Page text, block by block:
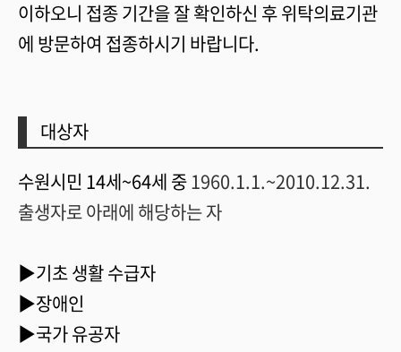
이하오니 접종 기간을 잘 확인하신 후 위탁의료기관
에 방문하여 접종하시기 바랍니다.
대상자
수원시민 14세~64세 중1960.1.1.~2010.12.31.
출생자로 아래에 해당하는 자
▶기초 생활 수급자
▶장애인
▶국가 유공자